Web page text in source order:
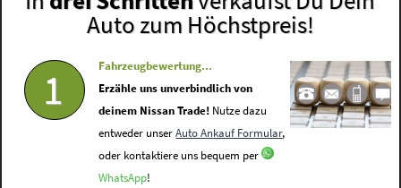
Auto zum Höchstpreis!
1
Fahrzeugbewertung...
Erzähle uns unverbindlich von
deinem Nissan Trade! Nutze dazu
entweder unserAuto Ankauf Formular,
oder kontaktiere uns bequem per
WhatsApp!